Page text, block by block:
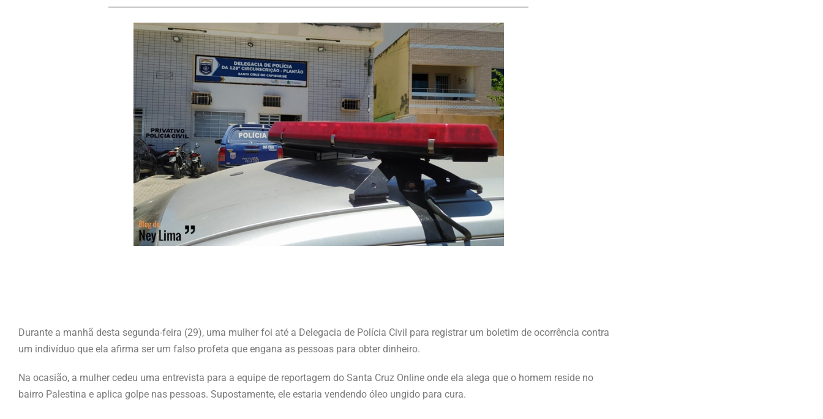
Durante a manhã desta segunda-feira (29), uma mulher foi até a Delegacia de Polícia Civil para registrar um boletim de ocorrência contra
um indivíduo que ela afirma ser um falso profeta que engana as pessoas para obter dinheiro.
Na ocasião, a mulher cedeu uma entrevista para a equipe de reportagem do Santa Cruz Online onde ela alega que o homem reside no
bairro Palestina e aplica golpe nas pessoas. Supostamente, ele estaria vendendo óleo ungido para cura.